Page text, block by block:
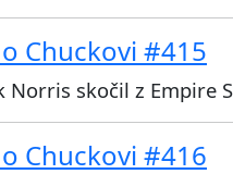
Chuckovi #415
Norris skočil z Empire
Chuckovi #416